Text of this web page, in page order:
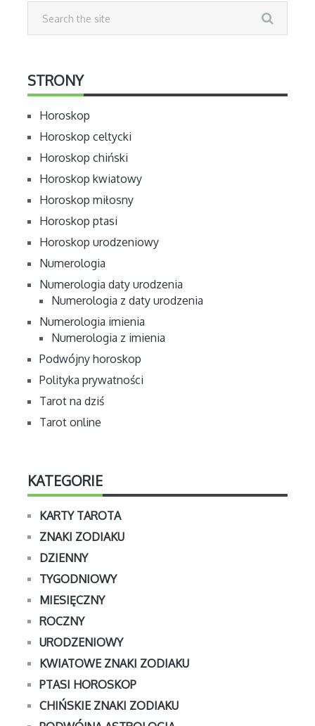
STRONY
Horoskop
Horoskop celtycki
Horoskop chiński
Horoskop kwiatowy
Horoskop miłosny
Horoskop ptasi
Horoskop urodzeniowy
Numerologia
Numerologia daty urodzenia
Numerologia z daty urodzenia
Numerologia imienia
Numerologia z imienia
Podwójny horoskop
Polityka prywatności
Tarot na dziś
Tarot online
KATEGORIE
KARTY TAROTA
ZNAKI ZODIAKU
DZIENNY
TYGODNIOWY
MIESIĘCZNY
ROCZNY
URODZENIOWY
KWIATOWE ZNAKI ZODIAKU
PTASI HOROSKOP
CHIŃSKIE ZNAKI ZODIAKU